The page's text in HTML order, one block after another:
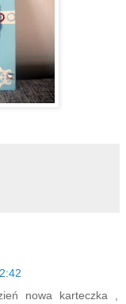
nowa karteczka ,